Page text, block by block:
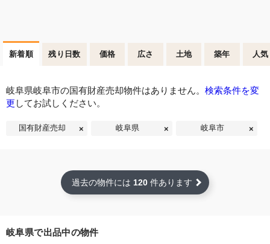
新着順 残り日数 価格 広さ 土地 築年 人気
岐阜県岐阜市の国有財産売却物件はありません。 検索条件を変
更 してお試しください。
国有財産売却 岐阜県 岐阜市
過去の物件には 120 件あります
岐阜県で出品中の物件